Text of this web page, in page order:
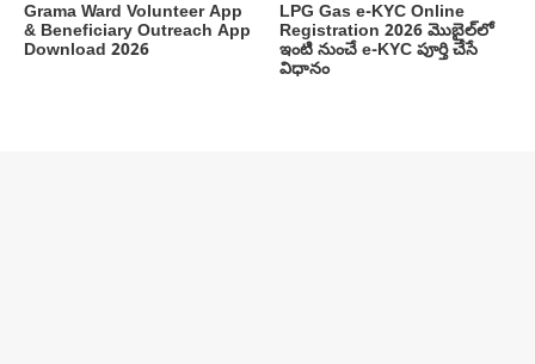
Grama Ward Volunteer App
& Beneficiary Outreach App
Download 2026
LPG Gas e-KYC Online
Registration 2026 మొబైల్‌లో
ఇంటి నుంచే e-KYC పూర్తి చేసే
విధానం